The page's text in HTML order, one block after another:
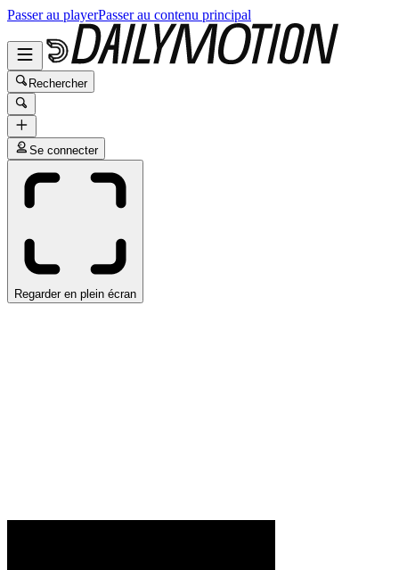
Passer au playerPasser au contenu principal
Rechercher
Se connecter
Regarder en plein écran